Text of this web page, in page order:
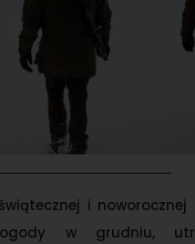
i noworocznej
w grudniu,